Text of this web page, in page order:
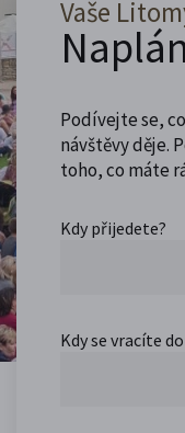
Vaše
Podívejte se,
návštěvy děje.
toho, co máte
Kdy přijedete?
Kdy se vracíte